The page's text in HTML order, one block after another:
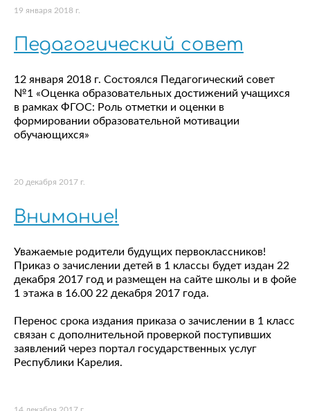
19 января 2018 г.
Педагогический совет
12 января 2018 г. Состоялся Педагогический совет
№1 «Оценка образовательных достижений учащихся
в рамках ФГОС: Роль отметки и оценки в
формировании образовательной мотивации
обучающихся»
20 декабря 2017 г.
Внимание!
Уважаемые родители будущих первоклассников!
Приказ о зачислении детей в 1 классы будет издан 22
декабря 2017 год и размещен на сайте школы и в фойе
1 этажа в 16.00 22 декабря 2017 года.
Перенос срока издания приказа о зачислении в 1 класс
связан с дополнительной проверкой поступивших
заявлений через портал государственных услуг
Республики Карелия.